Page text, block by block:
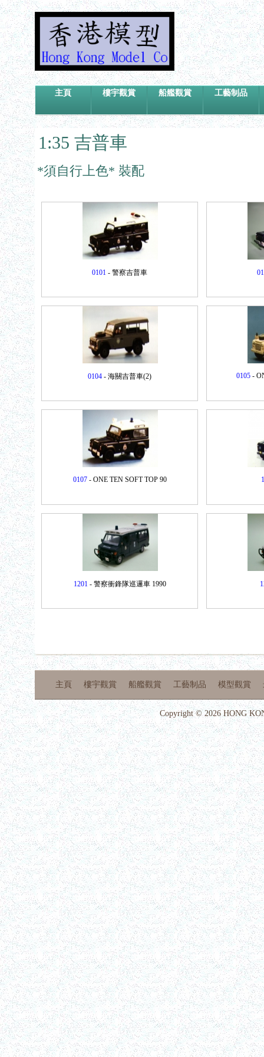
主頁 樓宇觀賞 船艦觀賞 工藝制品
1:35 吉普車
*須自行上色* 裝配
0101 - 警察吉普車
0104 - 海關吉普車(2) 0105-
0107- ONE TEN SOFT TOP 90
1201- 警察衝鋒隊巡邏車 1990
主頁 樓宇觀賞 船艦觀賞 工藝制品 模型觀賞
Copyright © 2026 HONG